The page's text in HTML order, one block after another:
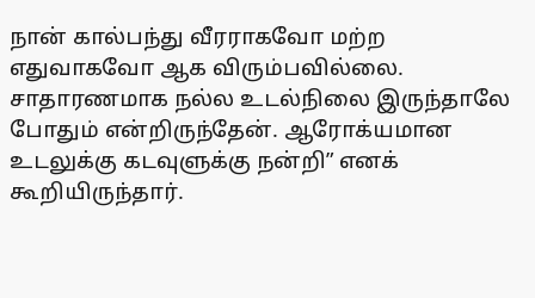
நான் கால்பந்து வீரராகவோ மற்ற
எதுவாகவோ ஆக விரும்பவில்லை.
சாதாரணமாக நல்ல உடல்நிலை இருந்தாலே
போதும் என்றிருந்தேன். ஆரோக்யமான
உடலுக்கு கடவுளுக்கு நன்றி” எனக்
கூறியிருந்தார்.